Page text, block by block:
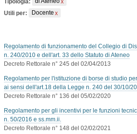
Utili per:
Docente
Regolamento di funzionamento del Collegio di
n. 240/2010 e dell'art. 33 dello Statuto di Ateneo
Decreto Rettorale n° 245 del 02/04/2013
Regolamento per l'istituzione di borse di studio
ai sensi dell'art.18 della Legge n. 240 del 30/10/
Decreto Rettorale n° 136 del 05/02/2020
Regolamento per gli incentivi per le funzioni
n. 50/2016 e ss.mm.ii.
Decreto Rettorale n° 148 del 02/02/2021